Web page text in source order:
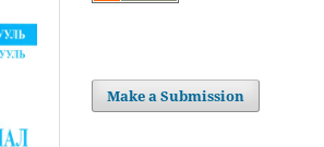
Make a Submission